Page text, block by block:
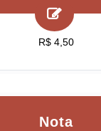
R$ 4,50
Nota